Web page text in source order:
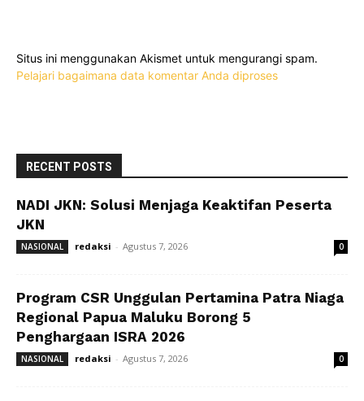
Situs ini menggunakan Akismet untuk mengurangi spam.
Pelajari bagaimana data komentar Anda diproses
RECENT POSTS
NADI JKN: Solusi Menjaga Keaktifan Peserta
JKN
NASIONAL redaksi - Agustus 7, 2026 0
Program CSR Unggulan Pertamina Patra Niaga
Regional Papua Maluku Borong 5
Penghargaan ISRA 2026
NASIONAL redaksi - Agustus 7, 2026 0